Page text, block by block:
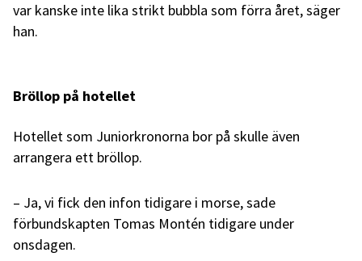
var kanske inte lika strikt bubbla som förra året, säger
han.
Bröllop på hotellet
Hotellet som Juniorkronorna bor på skulle även
arrangera ett bröllop.
– Ja, vi fick den infon tidigare i morse, sade
förbundskapten Tomas Montén tidigare under
onsdagen.